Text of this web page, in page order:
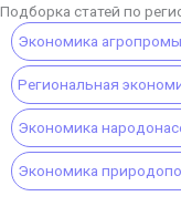
Подборка статей по
Экономика
Региональная
Экономика
Экономика